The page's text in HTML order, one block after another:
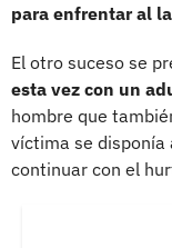
para enfrentar al
El otro suceso se
esta vez con un
hombre que
víctima se disponía
continuar con el